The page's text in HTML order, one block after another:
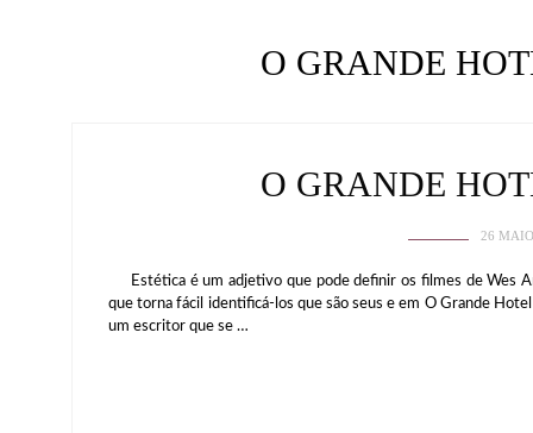
O GRANDE
O GRANDE
26
Estética é um adjetivo que pode definir os filmes de Wes
que torna fácil identificá-los que são seus e em O Grande
um escritor que se …